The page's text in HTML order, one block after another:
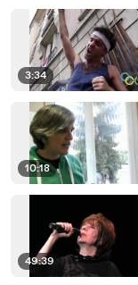
3:34
10:18
49:39